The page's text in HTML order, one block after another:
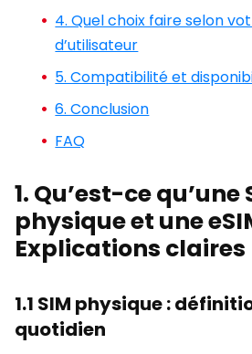
4. Quel choix faire selon
d’utilisateur
5. Compatibilité et
6. Conclusion
FAQ
1. Qu’est-ce qu’une
physique et une
Explications claires
1.1 SIM physique :
quotidien